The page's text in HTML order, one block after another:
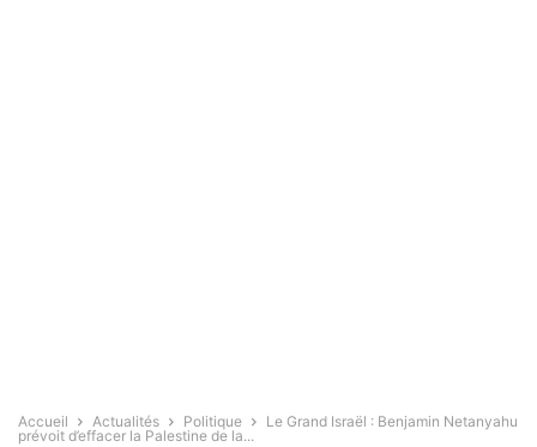
Accueil Actualités Politique
Le Grand Israël : Benjamin Netanyahu
prévoit d’effacer la Palestine de la...